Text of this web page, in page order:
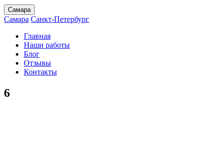
Самара
Самара Санкт-Петербург
Главная
Наши работы
Блог
Отзывы
Контакты
6